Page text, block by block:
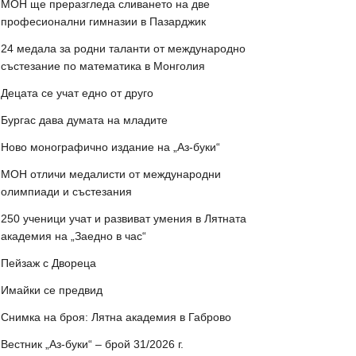
МОН ще преразгледа сливането на две
професионални гимназии в Пазарджик
24 медала за родни таланти от международно
състезание по математика в Монголия
Децата се учат едно от друго
Бургас дава думата на младите
Ново монографично издание на „Аз-буки“
МОН отличи медалисти от международни
олимпиади и състезания
250 ученици учат и развиват умения в Лятната
академия на „Заедно в час“
Пейзаж с Двореца
Имайки се предвид
Снимка на броя: Лятна академия в Габрово
Вестник „Аз-буки“ – брой 31/2026 г.